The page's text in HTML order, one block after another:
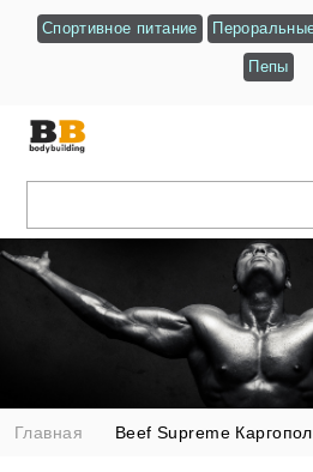
Спортивное питание
Пепы
Главная Beef Supreme